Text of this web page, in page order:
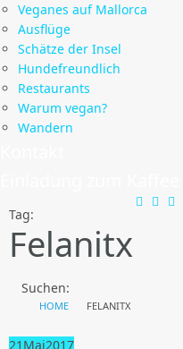
Veganes auf Mallorca
Ausflüge
Schätze der Insel
Hundefreundlich
Restaurants
Warum vegan?
Wandern
Tag:
Felanitx
Suchen:
HOME FELANITX
21 Mai2017